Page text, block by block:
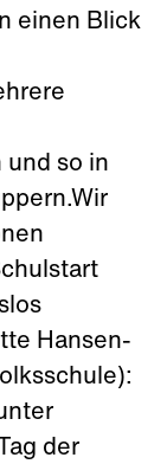
einen Blick
so in
Hansen-
der